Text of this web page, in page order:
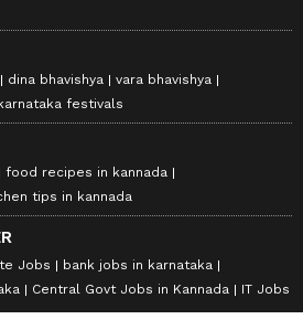
dina bhavishya
vara bhavishya
karnataka festivals
food recipes in kannada
tips in kannada
Jobs
bank jobs in karnataka
Central Govt Jobs in Kannada IT Jobs